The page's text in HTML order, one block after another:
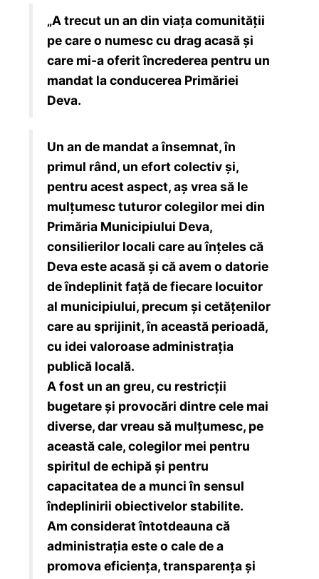
„A trecut un an din viața comunității
pe care o numesc cu drag acasă și
care mi-a oferit încrederea pentru un
mandat la conducerea Primăriei
Deva.
Un an de mandat a însemnat, în
primul rând, un efort colectiv și,
pentru acest aspect, aș vrea să le
mulțumesc tuturor colegilor mei din
Primăria Municipiului Deva,
consilierilor locali care au înțeles că
Deva este acasă și că avem o datorie
de îndeplinit față de fiecare locuitor
al municipiului, precum și cetățenilor
care au sprijinit, în această perioadă,
cu idei valoroase administrația
publică locală.
A fost un an greu, cu restricții
bugetare și provocări dintre cele mai
diverse, dar vreau să mulțumesc, pe
această cale, colegilor mei pentru
spiritul de echipă și pentru
capacitatea de a munci în sensul
îndeplinirii obiectivelor stabilite.
Am considerat întotdeauna că
administrația este o cale de a
promova eficiența, transparența și